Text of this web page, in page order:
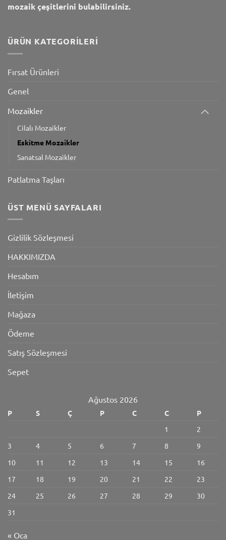
mozaik çeşitlerini bulabilirsiniz.
ÜRÜN KATEGORILERI
Fırsat Ürünleri
Genel
Mozaikler
Cilalı Mozaikler
Eskitme Mozaikler
Sanatsal Mozaikler
Patlatma Taşları
ÜST MENÜ SAYFALARI
Gizlilik Sözleşmesi
HAKKIMIZDA
Hesabım
İletişim
Mağaza
Ödeme
Satış Sözleşmesi
Sepet
Ağustos 2026
P S Ç P C C
P
1
2
3
4 5 6 7 8
9
10
11 12 13 14 15
16
17
18 19 20 21 22
23
24
25 26 27 28 29
30
31
« Oca